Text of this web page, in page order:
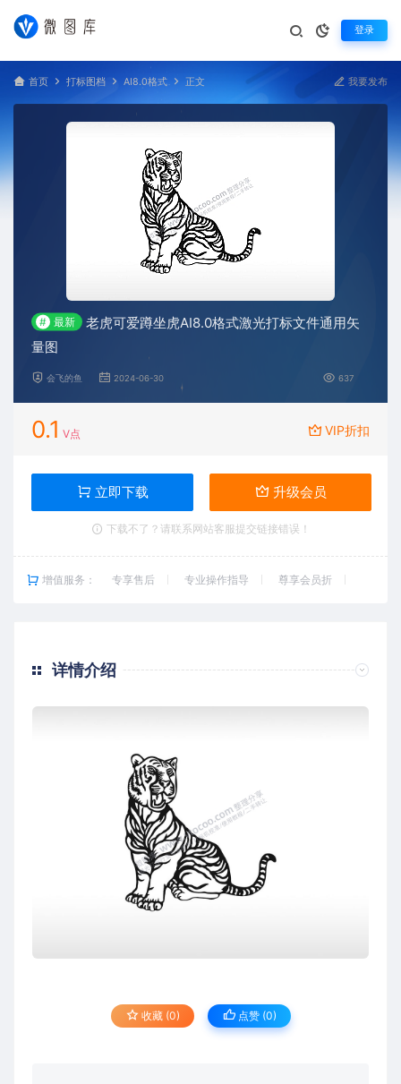
登录
首页 打标图档 AI8.0格式 正文 我要发布
# 最新
老虎可爱蹲坐虎AI8.0格式激光打标文件通用矢
量图
会飞的鱼 2024-06-30 637
0.1 V点 VIP折扣
立即下载 升级会员
下载不了？请联系网站客服提交链接错误！
增值服务： 专享售后 专业操作指导 尊享会员折
详情介绍
收藏 (0) 点赞 (0)